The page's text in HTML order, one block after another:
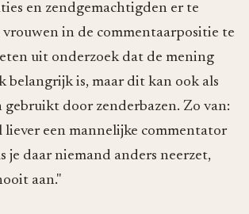
en zendgemachtigden er te
in de commentaarpositie te
uit onderzoek dat de mening
belangrijk is, maar dit kan ook als
gebruikt door zenderbazen. Zo van:
een mannelijke commentator
je daar niemand anders neerzet,
aan."